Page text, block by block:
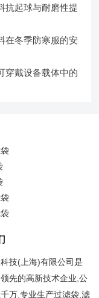
抗起球与耐磨性提
在冬季防寒服的安
穿戴设备载体中的
技(上海)有限公司是
先的高新技术企业,公
万,专业生产过滤袋,滤